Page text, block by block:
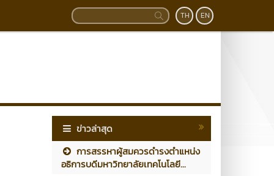
TH EN
ข่าวล่าสุด
การสรรหาผู้สมควรดำรงตำแหน่ง
อธิการบดีมหาวิทยาลัยเทคโนโลยี...